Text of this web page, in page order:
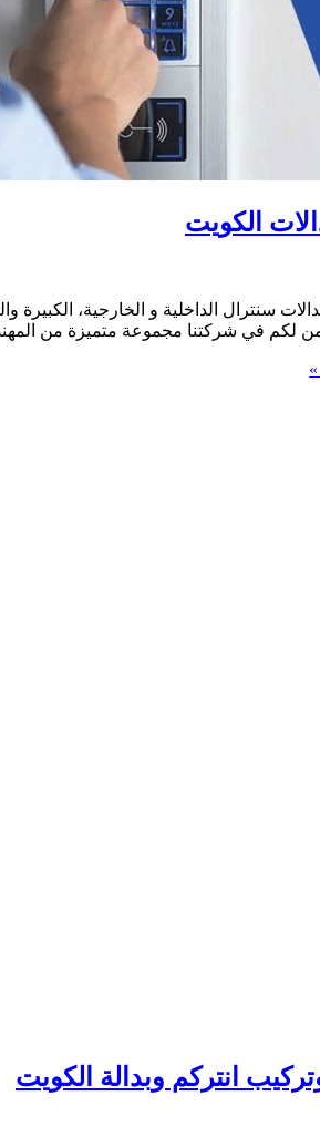
سنترال الداخلية و الخارجية،
لكم في شركتنا مجموعة متميزة من